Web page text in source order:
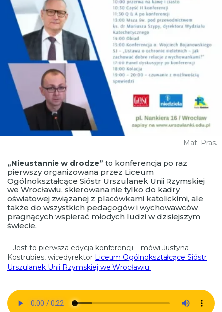
Mat. Pras.
„Nieustannie w drodze” to konferencja po raz
pierwszy organizowana przez Liceum
Ogólnokształcące Sióstr Urszulanek Unii Rzymskiej
we Wrocławiu, skierowana nie tylko do kadry
oświatowej związanej z placówkami katolickimi, ale
także do wszystkich pedagogów i wychowawców
pragnących wspierać młodych ludzi w dzisiejszym
świecie.
– Jest to pierwsza edycja konferencji – mówi Justyna
Kostrubies, wicedyrektor Liceum Ogólnokształcące Sióstr
Urszulanek Unii Rzymskiej we Wrocławiu.